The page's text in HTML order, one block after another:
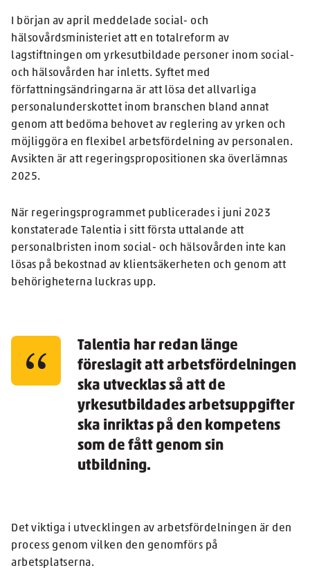
I början av april meddelade social- och
hälsovårdsministeriet att en totalreform av
lagstiftningen om yrkesutbildade personer inom social-
och hälsovården har inletts. Syftet med
författningsändringarna är att lösa det allvarliga
personalunderskottet inom branschen bland annat
genom att bedöma behovet av reglering av yrken och
möjliggöra en flexibel arbetsfördelning av personalen.
Avsikten är att regeringspropositionen ska överlämnas
2025.
När regeringsprogrammet publicerades i juni 2023
konstaterade Talentia i sitt första uttalande att
personalbristen inom social- och hälsovården inte kan
lösas på bekostnad av klientsäkerheten och genom att
behörigheterna luckras upp.
Talentia har redan länge
föreslagit att arbetsfördelningen
ska utvecklas så att de
yrkesutbildades arbetsuppgifter
ska inriktas på den kompetens
som de fått genom sin
utbildning.
Det viktiga i utvecklingen av arbetsfördelningen är den
process genom vilken den genomförs på
arbetsplatserna.